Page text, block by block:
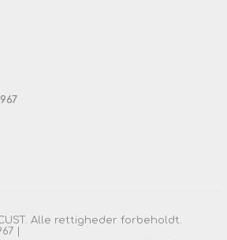
Alle rettigheder forbeholdt.
|